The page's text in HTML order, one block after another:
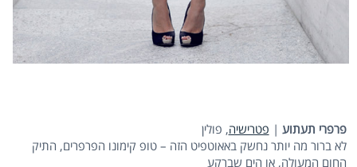
פרפרי תעתוע | פטרישיה, פולין
לא ברור מה יותר נחשק באאוטפיט הזה – טופ קימונו הפרפרים, התיק
החום המעולה, או הים שברקע